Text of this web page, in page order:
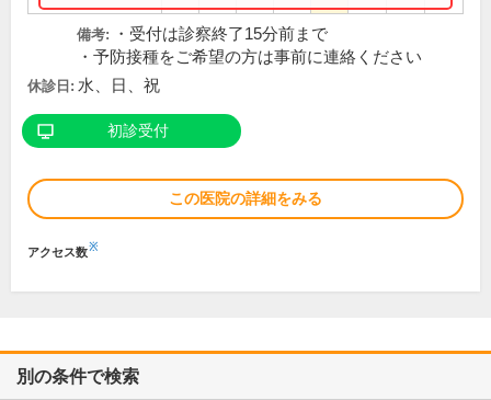
備考:
・受付は診察終了15分前まで
・予防接種をご希望の方は事前に連絡ください
休診日: 水、日、祝
初診受付
この医院の詳細をみる
アクセス数※
別の条件で検索